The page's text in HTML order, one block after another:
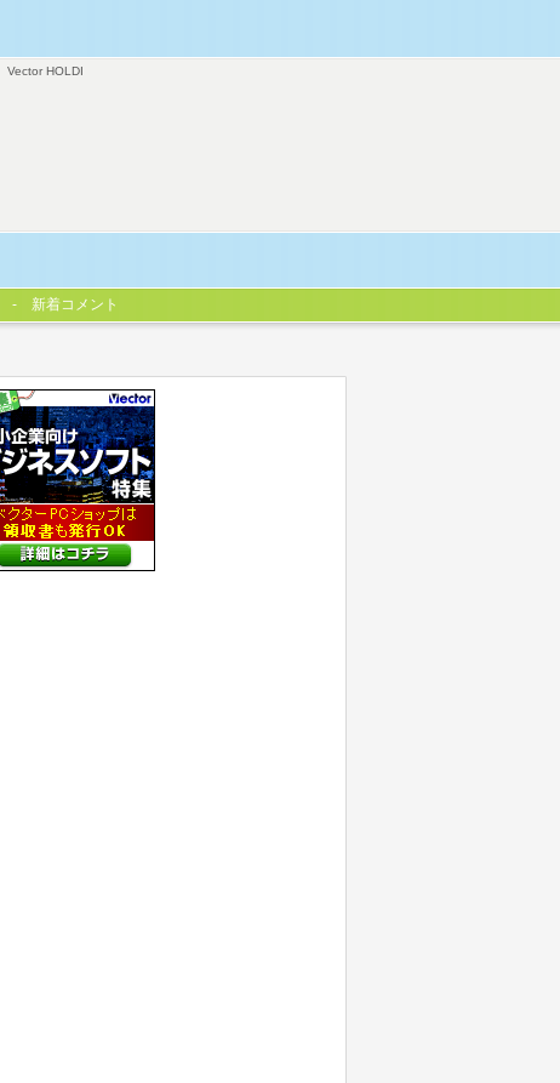
Vector HOLDI
新着コメント